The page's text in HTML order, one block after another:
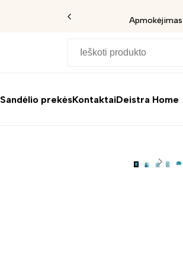
Sandėlio prekėsKontaktaiDeistra Home